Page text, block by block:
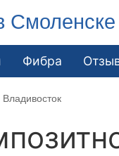
Смоленске
Фибра
Владивосток